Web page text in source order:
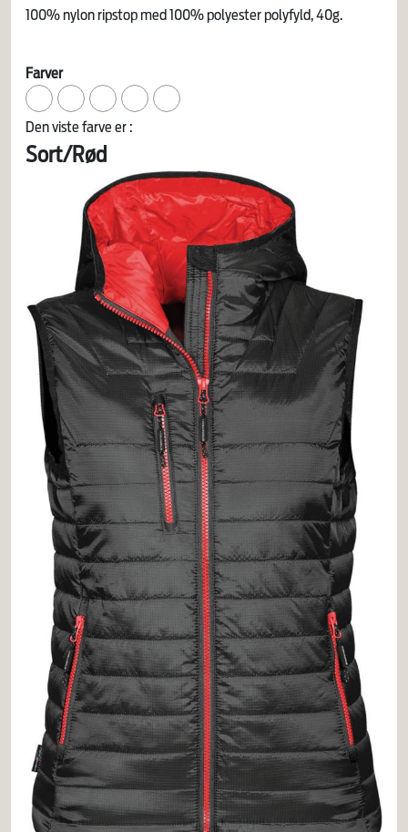
100% nylon ripstop med 100% polyester polyfyld, 40g.
Farver
Den viste farve er :
Sort/Rød